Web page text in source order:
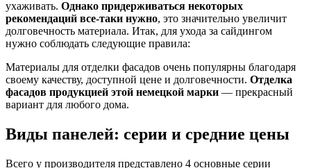
ухаживать. Однако придерживаться некоторых
рекомендаций все-таки нужно, это значительно увеличит
долговечность материала. Итак, для ухода за сайдингом
нужно соблюдать следующие правила:
Материалы для отделки фасадов очень популярны благодаря
своему качеству, доступной цене и долговечности. Отделка
фасадов продукцией этой немецкой марки — прекрасный
вариант для любого дома.
Виды панелей: серии и средние цены
Всего у производителя представлено 4 основные серии